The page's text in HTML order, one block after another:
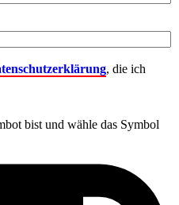
, die ich
bist und wähle das Symbol